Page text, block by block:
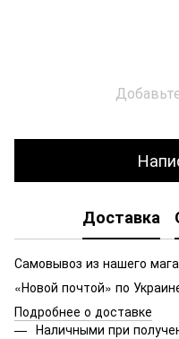
Доставка
Самовывоз из нашего
«Новой почтой» по
Подробнее о доставке
Наличными при